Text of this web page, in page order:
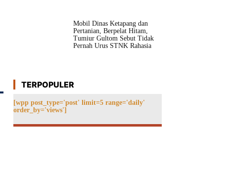
Mobil Dinas Ketapang dan
Pertanian, Berpelat Hitam,
Tumiur Gultom Sebut Tidak
Pernah Urus STNK Rahasia
TERPOPULER
[wpp post_type='post' limit=5 range='daily'
order_by='views']